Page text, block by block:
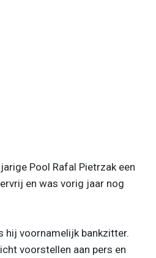
Pool Rafal Pietrzak een
en was vorig jaar nog
hij voornamelijk bankzitter.
voorstellen aan pers en